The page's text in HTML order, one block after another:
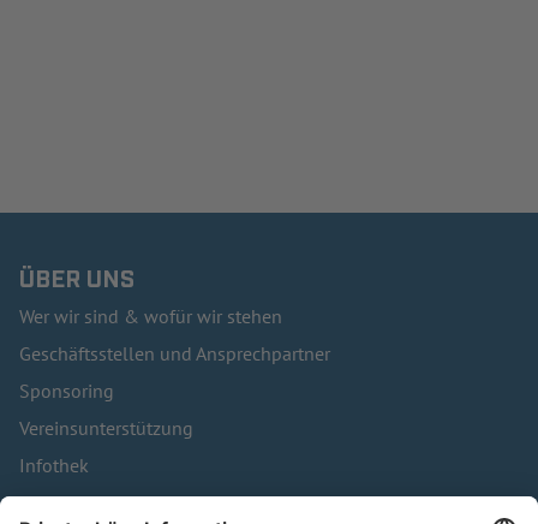
ÜBER UNS
Wer wir sind & wofür wir stehen
Geschäftsstellen und Ansprechpartner
Sponsoring
Vereinsunterstützung
Infothek
Kontakt